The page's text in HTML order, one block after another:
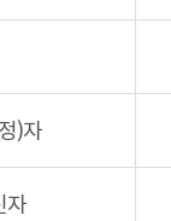
)자
자